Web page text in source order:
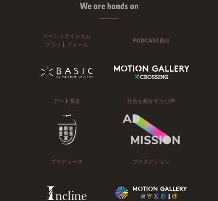
We are hands on
ベーシックインカム
プラットフォーム
PODCAST番組
アート基金 社会を動かすかけ声
プロデュース プロダクション